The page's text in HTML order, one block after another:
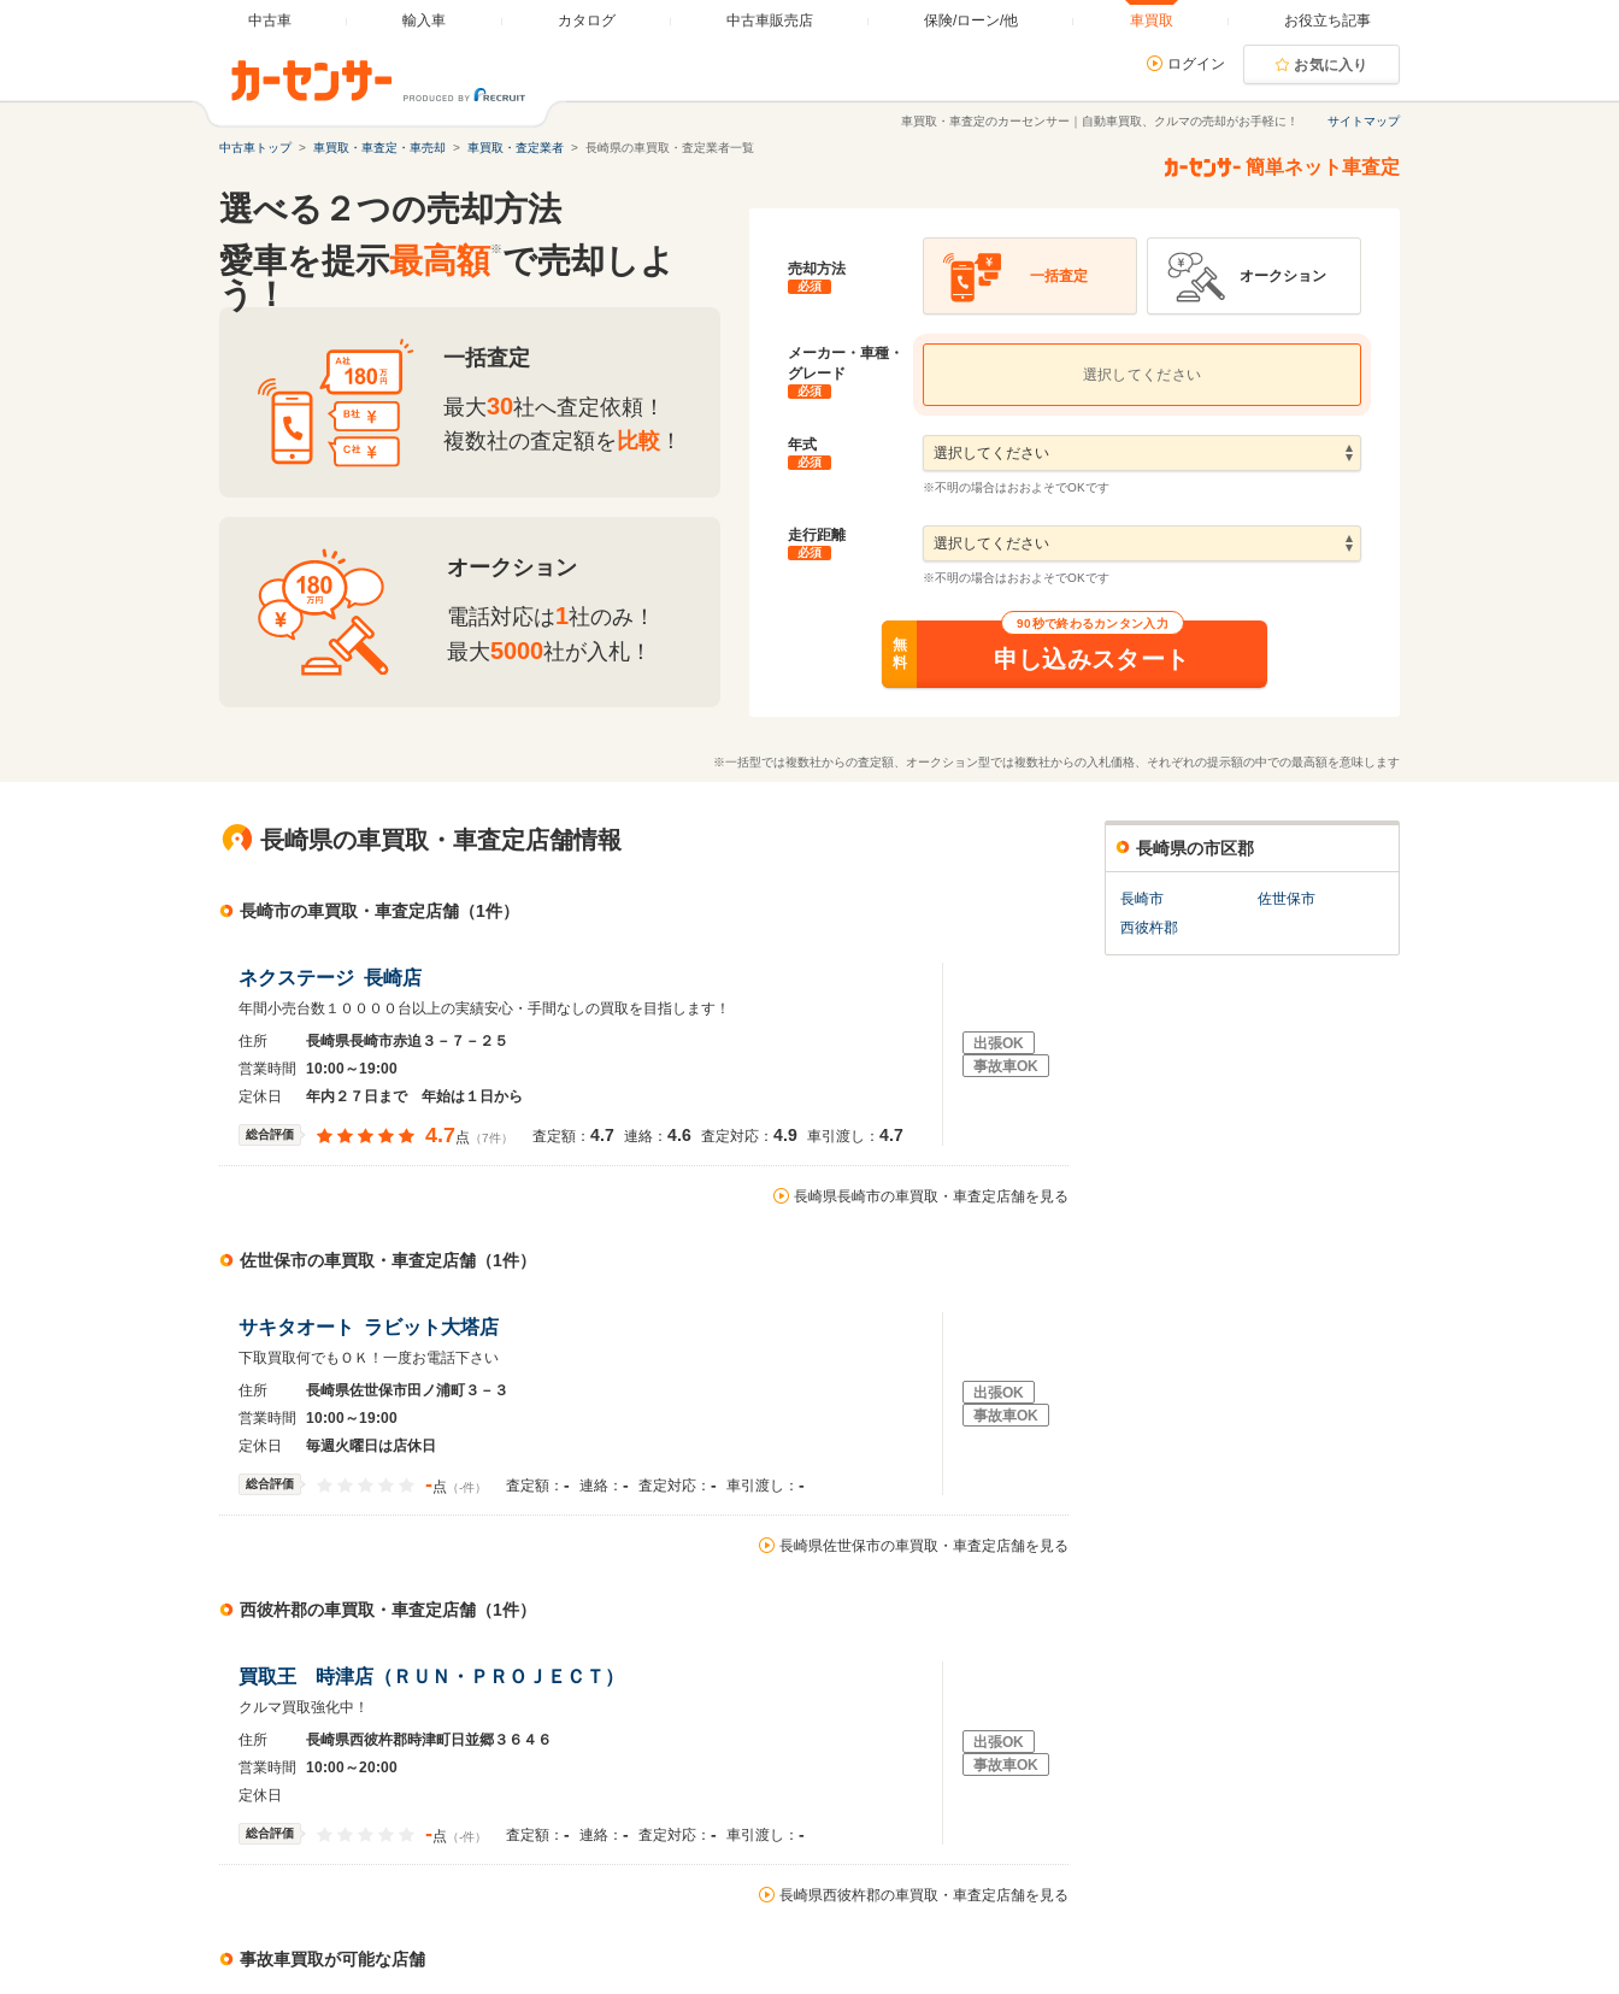
中古車 輸入車 カタログ 中古車販売店 保険/ローン/他 車買取 お役立ち記事
ログイン お気に入り
サイトマップ
車買取・車査定のカーセンサー｜自動車買取、クルマの売却がお手軽に！
中古車トップ
車買取・車査定・車売却 車買取・査定業者 長崎県の車買取・査定業者一覧
選べる２つの売却方法
愛車を提示最高額※で売却しよ
う！
一括査定
最大30社へ査定依頼！
複数社の査定額を 比較 ！
オークション
電話対応は1社のみ！
最大5000社が入札！
簡単ネット車査定
売却方法
必須
一括査定 オークション
メーカー・車種・
グレード
必須
選択してください
年式
必須
※不明の場合はおおよそでOKです
走行距離
必須
※不明の場合はおおよそでOKです
90秒で終わるカンタン入力
無
料
申し込みスタート
※一括型では複数社からの査定額、オークション型では複数社からの入札価格、それぞれの提示額の中での最高額を意味します
長崎県の車買取・車査定店舗情報
長崎市の車買取・車査定店舗（1件）
ネクステージ 長崎店
年間小売台数１００００台以上の実績安心・手間なしの買取を目指します！
住所
長崎県長崎市赤迫３－７－２５
営業時間
10:00～19:00
定休日
年内２７日まで 年始は１日から
総合評価 4.7点 （7件） 査定額： 4.7 連絡： 4.6 査定対応： 4.9 車引渡し： 4.7
出張OK
事故車OK
長崎県長崎市の車買取・車査定店舗を見る
佐世保市の車買取・車査定店舗（1件）
サキタオート ラビット大塔店
下取買取何でもＯＫ！一度お電話下さい
住所
長崎県佐世保市田ノ浦町３－３
営業時間
10:00～19:00
定休日
毎週火曜日は店休日
総合評価 -点 （-件） 査定額： - 連絡： - 査定対応： - 車引渡し： -
出張OK
事故車OK
長崎県佐世保市の車買取・車査定店舗を見る
西彼杵郡の車買取・車査定店舗（1件）
買取王 時津店（ＲＵＮ・ＰＲＯＪＥＣＴ）
クルマ買取強化中！
住所
長崎県西彼杵郡時津町日並郷３６４６
営業時間
10:00～20:00
定休日
総合評価 -点 （-件） 査定額： - 連絡： - 査定対応： - 車引渡し： -
出張OK
事故車OK
長崎県西彼杵郡の車買取・車査定店舗を見る
事故車買取が可能な店舗
長崎県の市区郡
長崎市
佐世保市
西彼杵郡